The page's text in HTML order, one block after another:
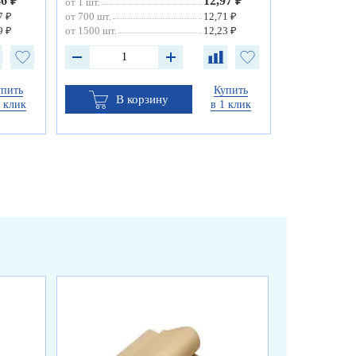
₽
₽
клик
от 700 шт.
12,71 ₽
от 1500 шт.
12,23 ₽
В корзину
Купить
в 1 клик